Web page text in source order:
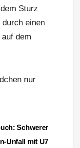
Sturz
einen
dem
nur
Schwerer
Unfall mit U7